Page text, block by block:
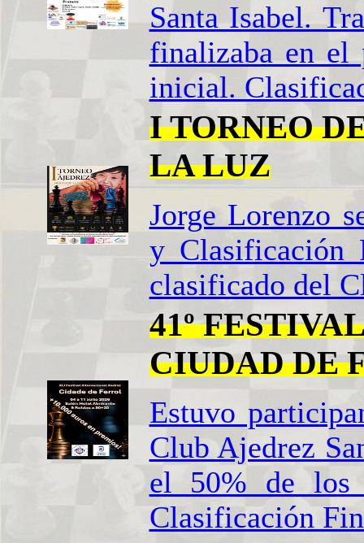
Santa Isabel.
finalizaba en el
inicial.
I TORNEO
LA LUZ
Jorge Lorenzo
y Clasificación
clasificado del
41º
CIUDAD DE
Estuvo
Club Ajedrez
el 50% de los
Clasificación